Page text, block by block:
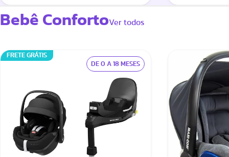
Bebê ConfortoVer todos
FRETE GRÁTIS
DE 0 A 18 MESES